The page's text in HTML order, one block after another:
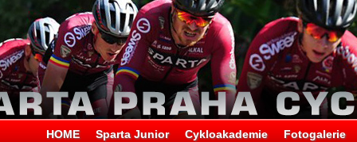
HOME Sparta Junior Cykloakademie
Fotogalerie